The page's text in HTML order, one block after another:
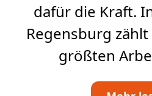
dafür die Kraft.
Regensburg zählt
größten